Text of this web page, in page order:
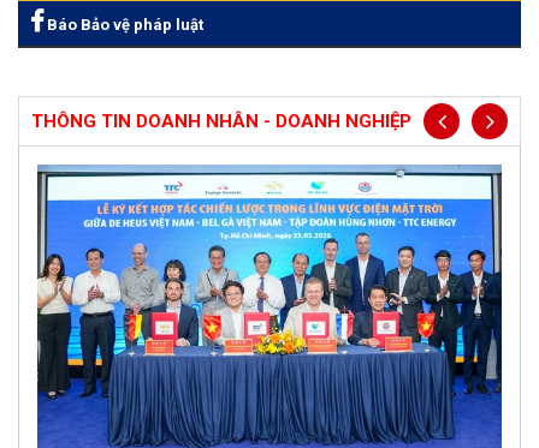
Báo Bảo vệ pháp luật
THÔNG TIN DOANH NHÂN - DOANH NGHIỆP